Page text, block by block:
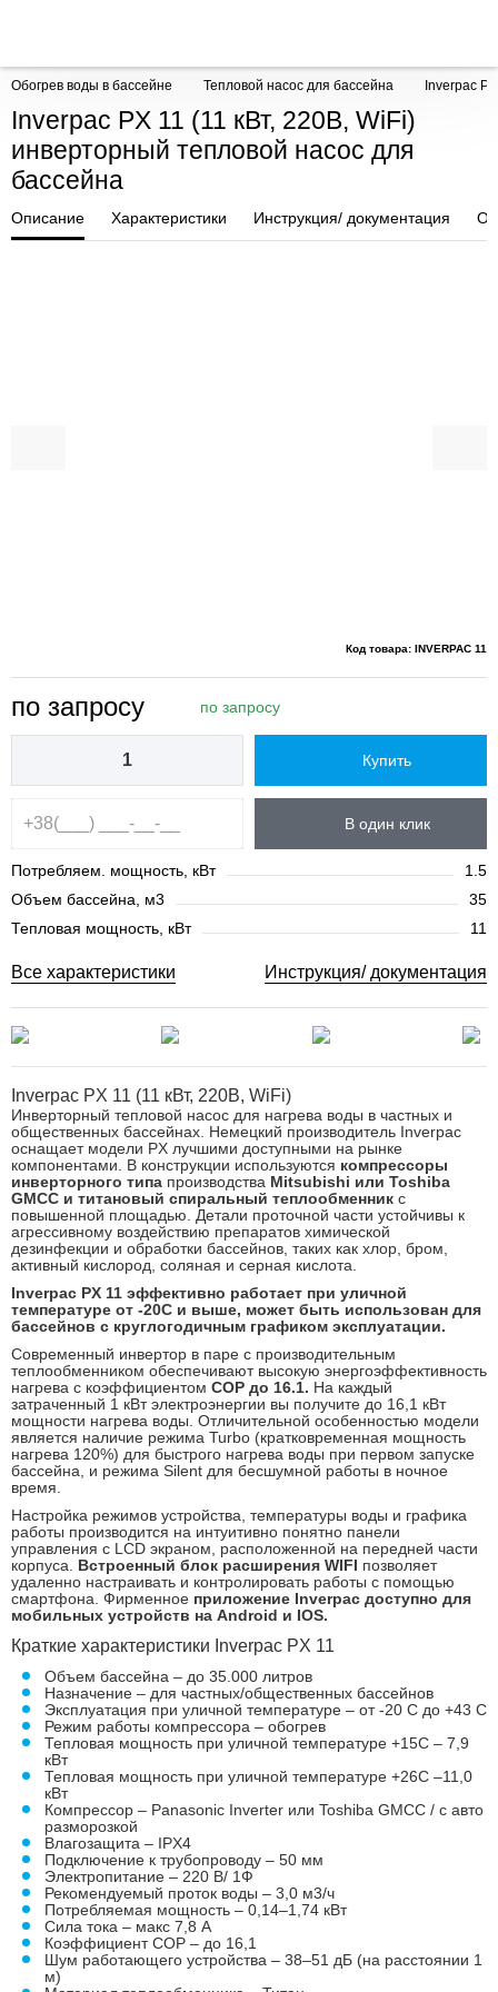
Обогрев воды в бассейне Тепловой насос для бассейна Inverpac
Inverpac PX 11 (11 кВт, 220В, WiFi)
инверторный тепловой насос для
бассейна
Описание Характеристики Инструкция/ документация
Код товара: INVERPAC 11
по запросу по запросу
Купить
В один клик
Потребляем. мощность, кВт
1.5
Объем бассейна, м3
35
Тепловая мощность, кВт
11
Все характеристики Инструкция/ документация
Inverpac PX 11 (11 кВт, 220В, WiFi)
Инверторный тепловой насос для нагрева воды в частных и
общественных бассейнах. Немецкий производитель Inverpac
оснащает модели PX лучшими доступными на рынке
компонентами. В конструкции используются компрессоры
инверторного типа производства Mitsubishi или Toshiba
GMCC и титановый спиральный теплообменник с
повышенной площадью. Детали проточной части устойчивы к
агрессивному воздействию препаратов химической
дезинфекции и обработки бассейнов, таких как хлор, бром,
активный кислород, соляная и серная кислота.
Inverpac PX 11 эффективно работает при уличной
температуре от -20С и выше, может быть использован для
бассейнов с круглогодичным графиком эксплуатации.
Современный инвертор в паре с производительным
теплообменником обеспечивают высокую энергоэффективность
нагрева с коэффициентом COP до 16.1. На каждый
затраченный 1 кВт электроэнергии вы получите до 16,1 кВт
мощности нагрева воды. Отличительной особенностью модели
является наличие режима Turbo (кратковременная мощность
нагрева 120%) для быстрого нагрева воды при первом запуске
бассейна, и режима Silent для бесшумной работы в ночное
время.
Настройка режимов устройства, температуры воды и графика
работы производится на интуитивно понятно панели
управления с LCD экраном, расположенной на передней части
корпуса. Встроенный блок расширения WIFI позволяет
удаленно настраивать и контролировать работы с помощью
смартфона. Фирменное приложение Inverpac доступно для
мобильных устройств на Android и IOS.
Краткие характеристики Inverpac PX 11
Объем бассейна – до 35.000 литров
Назначение – для частных/общественных бассейнов
Эксплуатация при уличной температуре – от -20 С до +43 С
Режим работы компрессора – обогрев
Тепловая мощность при уличной температуре +15С – 7,9
кВт
Тепловая мощность при уличной температуре +26С –11,0
кВт
Компрессор – Panasonic Inverter или Toshiba GMCC / с авто
разморозкой
Влагозащита – IPX4
Подключение к трубопроводу – 50 мм
Электропитание – 220 В/ 1Ф
Рекомендуемый проток воды – 3,0 м3/ч
Потребляемая мощность – 0,14–1,74 кВт
Сила тока – макс 7,8 А
Коэффициент COP – до 16,1
Шум работающего устройства – 38–51 дБ (на расстоянии 1
м)